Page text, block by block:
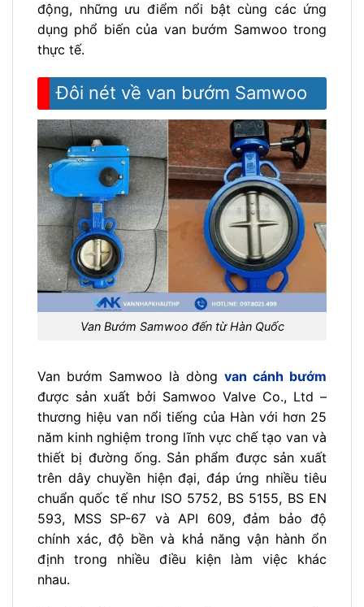
động, những ưu điểm nổi bật cùng các ứng
dụng phổ biến của van bướm Samwoo trong
thực tế.
Đôi nét về van bướm Samwoo
Van Bướm Samwoo đến từ Hàn Quốc
Van bướm Samwoo là dòng van cánh bướm
được sản xuất bởi Samwoo Valve Co., Ltd –
thương hiệu van nổi tiếng của Hàn với hơn 25
năm kinh nghiệm trong lĩnh vực chế tạo van và
thiết bị đường ống. Sản phẩm được sản xuất
trên dây chuyền hiện đại, đáp ứng nhiều tiêu
chuẩn quốc tế như ISO 5752, BS 5155, BS EN
593, MSS SP-67 và API 609, đảm bảo độ
chính xác, độ bền và khả năng vận hành ổn
định trong nhiều điều kiện làm việc khác
nhau.